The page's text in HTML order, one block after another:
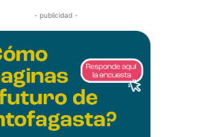
- publicidad -